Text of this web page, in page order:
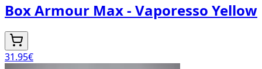
Box Armour Max - Vaporesso Yellow
31.95€